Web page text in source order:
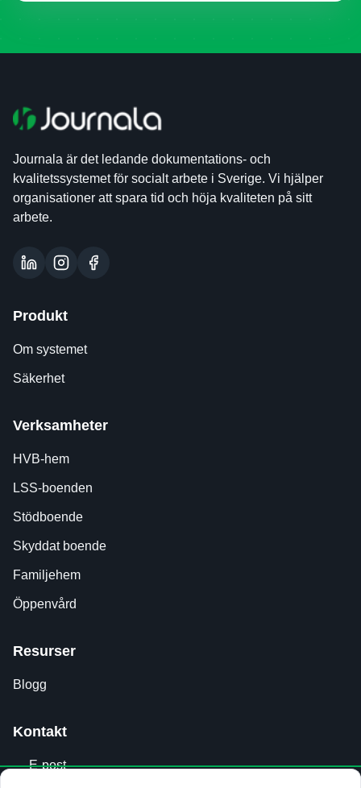
Journala är det ledande dokumentations- och
kvalitetssystemet för socialt arbete i Sverige. Vi hjälper
organisationer att spara tid och höja kvaliteten på sitt
arbete.
Produkt
Om systemet
Säkerhet
Verksamheter
HVB-hem
LSS-boenden
Stödboende
Skyddat boende
Familjehem
Öppenvård
Resurser
Blogg
Kontakt
E-post